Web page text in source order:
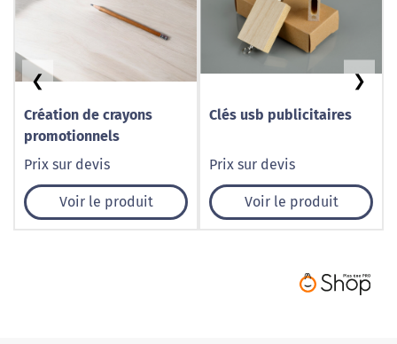
Création de crayons
promotionnels
Prix sur devis
Voir le produit
Clés usb publicitaires
Prix sur devis
Voir le produit
❮ ❯